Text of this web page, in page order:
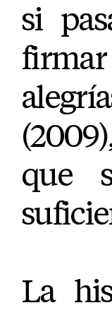
si
firmar
que
La